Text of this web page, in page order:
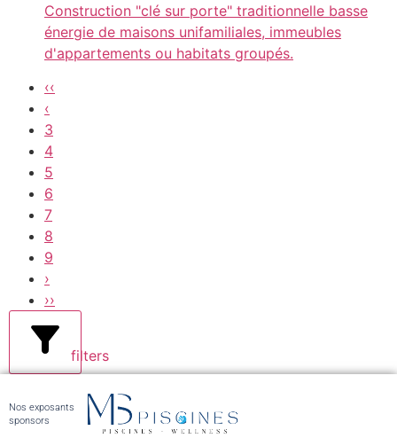
Construction "clé sur porte" traditionnelle basse
énergie de maisons unifamiliales, immeubles
d'appartements ou habitats groupés.
‹‹
‹
3
4
5
6
7
8
9
›
››
filters
Nos exposants
sponsors